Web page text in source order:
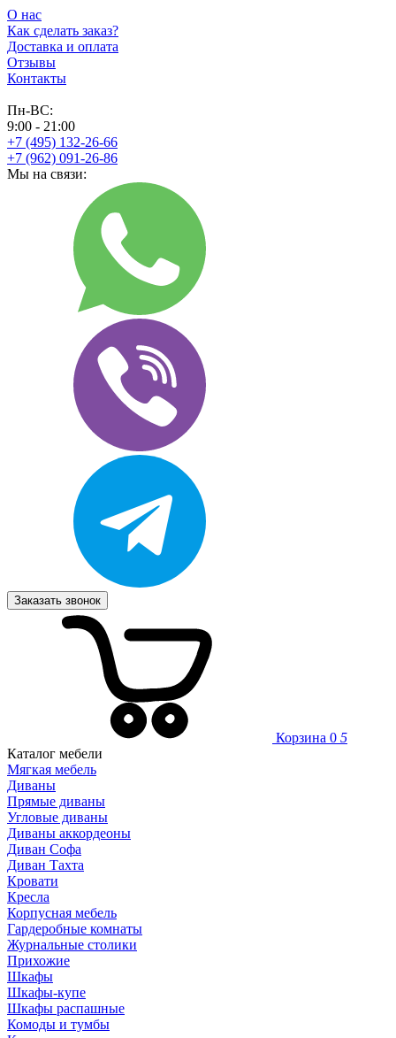
О нас
Как сделать заказ?
Доставка и оплата
Отзывы
Контакты
Пн-ВС:
9:00 - 21:00
+7 (495) 132-26-66
+7 (962) 091-26-86
Мы на связи:
Заказать звонок
Корзина 0 5
Каталог мебели
Мягкая мебель
Диваны
Прямые диваны
Угловые диваны
Диваны аккордеоны
Диван Софа
Диван Тахта
Кровати
Кресла
Корпусная мебель
Гардеробные комнаты
Журнальные столики
Прихожие
Шкафы
Шкафы-купе
Шкафы распашные
Комоды и тумбы